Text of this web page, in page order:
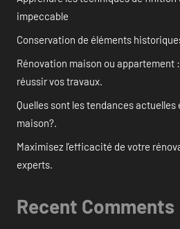
impeccable
Conservation de éléments
Rénovation maison ou appartement
réussir vos travaux.
Quelles sont les tendances actuelles
maison?.
Maximisez l’efficacité de votre
experts.
Recent Comments